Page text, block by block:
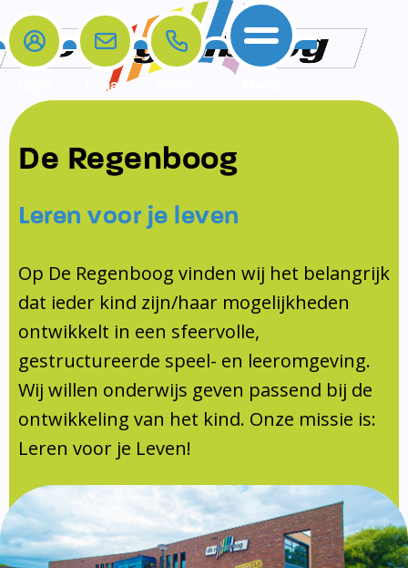
Home
De school
Opleiding en Stage
KomKids
Schoolvakanties
Ouderraad
Medezeggenschapsraad
Documentatie
Formulieren
SIKO
Ouders
Ouders
Contact
Contact
Contact
Samenwerkingen
Samenwerkingen
Schoollogopedist
E-mail
De Regenboog
Leren voor je leven
Op De Regenboog vinden wij het belangrijk
dat ieder kind zijn/haar mogelijkheden
ontwikkelt in een sfeervolle,
gestructureerde speel- en leeromgeving.
Wij willen onderwijs geven passend bij de
ontwikkeling van het kind. Onze missie is:
Leren voor je Leven!